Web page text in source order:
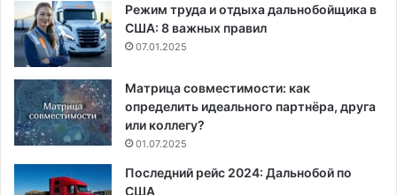
Режим труда и отдыха дальнобойщика в
США: 8 важных правил
07.01.2025
Матрица совместимости: как
определить идеального партнёра, друга
или коллегу?
01.07.2025
Последний рейс 2024: Дальнобой по
США